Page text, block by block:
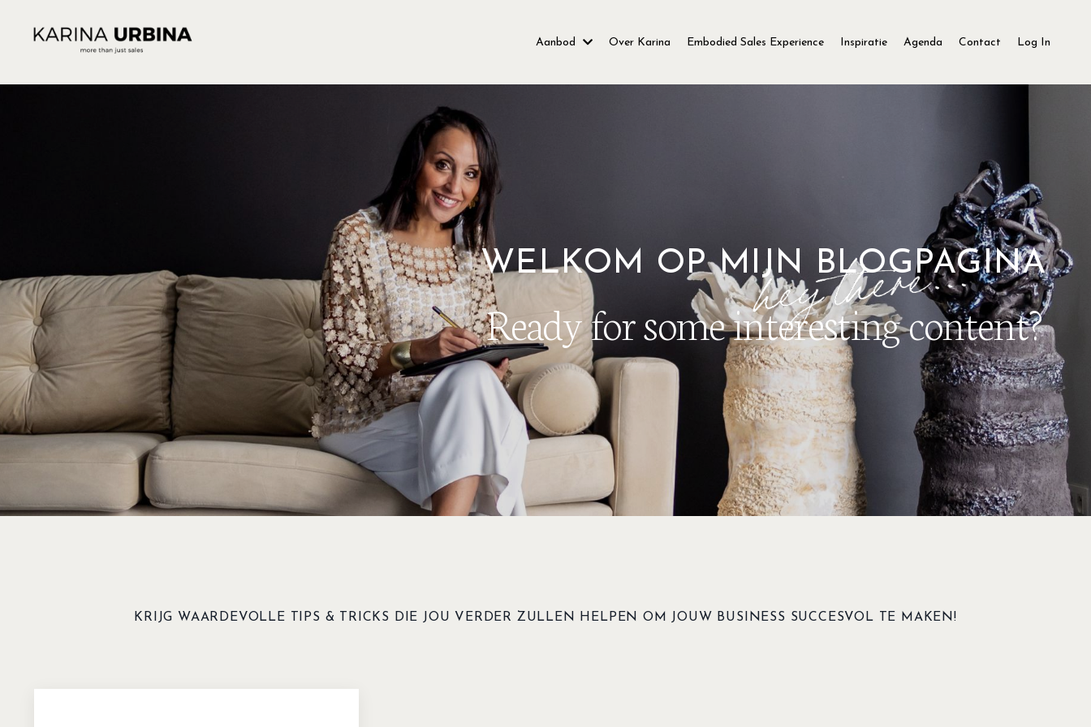
Aanbod Over Karina Embodied Sales Experience Inspiratie Agenda Contact Log In
WELKOM OP MIJN BLOGPAGINA
Ready for some interesting content?
KRIJG WAARDEVOLLE TIPS & TRICKS DIE JOU VERDER ZULLEN HELPEN OM JOUW BUSINESS SUCCESVOL TE MAKEN!
Embodied Sales Experience